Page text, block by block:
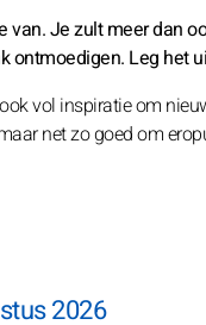
van. Je zult meer dan
Leg het
vol inspiratie om
net zo goed om
2026